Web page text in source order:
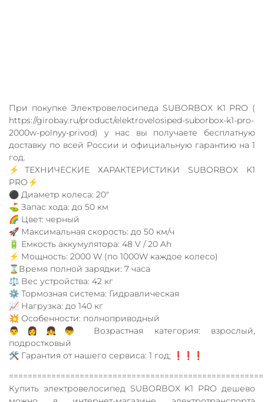
При покупке Электровелосипеда SUBORBOX K1 PRO (
https://girobay.ru/product/elektrovelosiped-suborbox-k1-pro-
2000w-polnyy-privod) у нас вы получаете бесплатную
доставку по всей России и официальную гарантию на 1
год.
⚡️ТЕХНИЧЕСКИЕ ХАРАКТЕРИСТИКИ SUBORBOX K1
PRO⚡️
⚫️ Диаметр колеса: 20"
⛳️ Запас хода: до 50 км
🌈 Цвет: черный
🚀 Максимальная скорость: до 50 км/ч
🔋 Емкость аккумулятора: 48 V / 20 Ah
⚡️ Мощность: 2000 W (по 1000W каждое колесо)
⌛️Время полной зарядки: 7 часа
⚖️ Вес устройства: 42 кг
⚙️ Тормозная система: Гидравлическая
📈 Нагрузка: до 140 кг
💥 Особенности: полноприводный
👨👩👧👦 Возрастная категория: взрослый,
подростковый
🛠 Гарантия от нашего сервиса: 1 год; ❗️❗️❗️
Купить электровелосипед SUBORBOX K1 PRO дешево